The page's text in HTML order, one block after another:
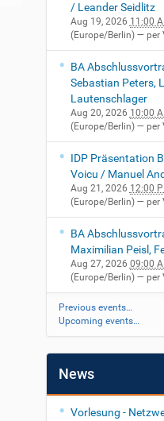
/ Leander Seidlitz
Aug 19, 2026 11:00
(Europe/Berlin) — per
BA
Sebastian Peters,
Lautenschlager
Aug 20, 2026 10:00
(Europe/Berlin) — per
IDP Präsentation
Voicu / Manuel
Aug 21, 2026 12:00
(Europe/Berlin) — per
BA
Maximilian Peisl,
Aug 27, 2026 09:00
(Europe/Berlin) — per
Previous events…
Upcoming events…
News
Vorlesung -